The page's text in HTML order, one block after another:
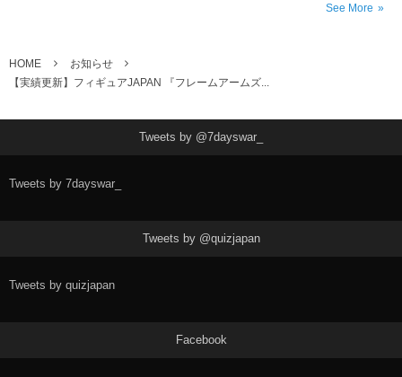
See More
HOME
お知らせ
【実績更新】フィギュアJAPAN 『フレームアームズ...
Tweets by @7dayswar_
Tweets by 7dayswar_
Tweets by @quizjapan
Tweets by quizjapan
Facebook